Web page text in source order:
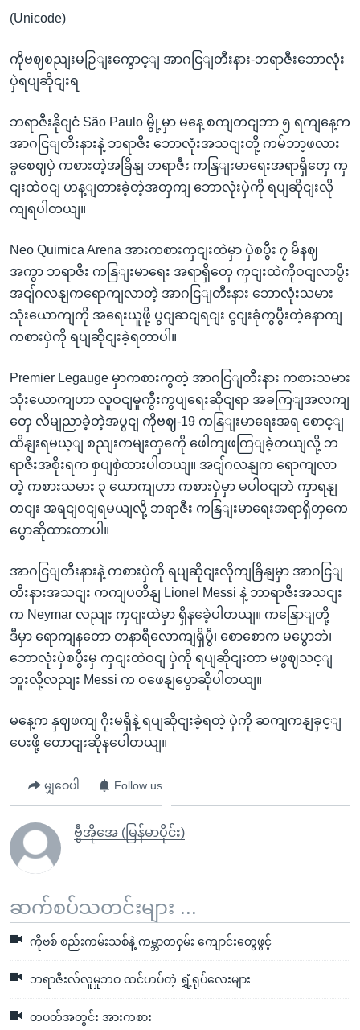
(Unicode)
ကိုဗဈစညျးမဉြျးကွောင့ျ အာဂငြျတီးနား-ဘရာဇီးဘောလုံး
ပှဲရပျဆိုငျးရ
ဘရာဇီးနိုငျငံ São Paulo မွို့မှာ မနေ့ စကျတငျဘာ ၅ ရကျနေ့က
အာဂငြျတီးနားနဲ့ ဘရာဇီး ဘောလုံးအသငျးတို့ ကမ်ဘာ့ဖလား
ခွစေဈပှဲ ကစားတဲ့အခြိနျ ဘရာဇီး ကနြျးမာရေးအရာရှိတှေ ကှ
ငျးထဲဝငျ ဟန့ျတားခဲ့တဲ့အတှကျ ဘောလုံးပှဲကို ရပျဆိုငျးလို
ကျရပါတယျ။
Neo Quimica Arena အားကစားကှငျးထဲမှာ ပှဲစပွီး ၇ မိနဈ
အကွာ ဘရာဇီး ကနြျးမာရေး အရာရှိတှေ ကှငျးထဲကိုဝငျလာပွီး
အငျ်ဂလနျကရောကျလာတဲ့ အာဂငြျတီးနား ဘောလုံးသမား
သုံးယောကျကို အရေးယူဖို့ ပွငျဆငျရငျး ငွငျးခုံကွပွီးတဲ့နောကျ
ကစားပှဲကို ရပျဆိုငျးခဲ့ရတာပါ။
Premier Legauge မှာကစားကွတဲ့ အာဂငြျတီးနား ကစားသမား
သုံးယောကျဟာ လူဝငျမှုကွီးကွပျရေးဆိုငျရာ အခကြျအလကျ
တှေ လိမျညာခဲ့တဲ့အပွငျ ကိုဗဈ-19 ကနြျးမာရေးအရ စောင့ျ
ထိနျးရမယ့ျ စညျးကမျးတှကေို ဖေါကျဖကြျခဲ့တယျလို့ ဘ
ရာဇီးအစိုးရက စှပျစှဲထားပါတယျ။ အငျ်ဂလနျက ရောကျလာ
တဲ့ ကစားသမား ၃ ယောကျဟာ ကစားပှဲမှာ မပါဝငျဘဲ ကှာရနျ
တငျး အရငျဝငျရမယျလို့ ဘရာဇီး ကနြျးမာရေးအရာရှိတှကေ
ပွောဆိုထားတာပါ။
အာဂငြျတီးနားနဲ့ ကစားပှဲကို ရပျဆိုငျးလိုကျခြိနျမှာ အာဂငြျ
တီးနားအသငျး ကကျပတိနျ Lionel Messi နဲ့ ဘာရာဇီးအသငျး
က Neymar လညျး ကှငျးထဲမှာ ရှိနခေဲ့ပါတယျ။ ကနြောျတို့
ဒီမှာ ရောကျနတော တနာရီလောကျရှိပွီ၊ စောစောက မပွောဘဲ၊
ဘောလုံးပှဲစပွီးမှ ကှငျးထဲဝငျ ပှဲကို ရပျဆိုငျးတာ မဖွဈသင့ျ
ဘူးလို့လညျး Messi က ဝဖေနျပွောဆိုပါတယျ။
မနေ့က နှဈဖကျ ဂိုးမရှိနဲ့ ရပျဆိုငျးခဲ့ရတဲ့ ပှဲကို ဆကျကနျခှင့ျ
ပေးဖို့ တောငျးဆိုနပေါတယျ။
မျှဝေပါ Follow us
ဗွီအိုအေ (မြန်မာပိုင်း)
ဆက်စပ်သတင်းများ ...
ကိုဗစ် စည်းကမ်းသစ်နဲ့ ကမ္ဘာတဝှမ်း ကျောင်းတွေဖွင့်
ဘရာဇီးလ်လူမှုဘဝ ထင်ဟပ်တဲ့ ရွှံ့ရုပ်လေးများ
တပတ်အတွင်း အားကစား